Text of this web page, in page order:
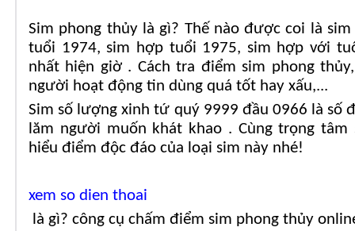
Sim phong thủy là gì? Thế nào được coi là
tuổi 1974, sim hợp tuổi 1975, sim hợp với
nhất hiện giờ . Cách tra điểm sim phong
người hoạt động tin dùng quá tốt hay xấu,...
Sim số lượng xinh tứ quý 9999 đầu 0966 là số
lăm người muốn khát khao . Cùng trọng
hiểu điểm độc đáo của loại sim này nhé!
xem so dien thoai
là gì? công cụ chấm điểm sim phong thủy